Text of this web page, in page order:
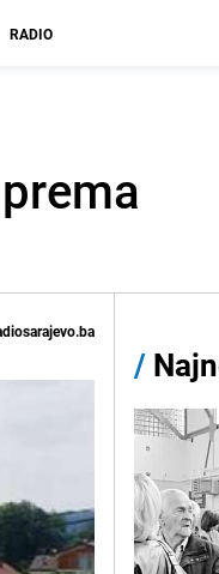
RADIO
/